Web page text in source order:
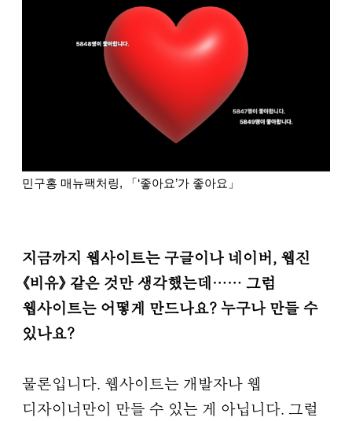
민구홍 매뉴팩처링, 「‘좋아요’가 좋아요」
지금까지 웹사이트는 구글이나 네이버, 웹진
《비유》 같은 것만 생각했는데…… 그럼
웹사이트는 어떻게 만드나요? 누구나 만들 수
있나요?
물론입니다. 웹사이트는 개발자나 웹
디자이너만이 만들 수 있는 게 아닙니다. 그럴